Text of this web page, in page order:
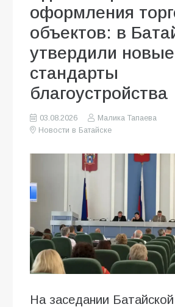
оформления
объектов: в
утвердили новые
стандарты
благоустройства
03.08.2026
Малика Тапаева
Новости в Батайске
На заседании